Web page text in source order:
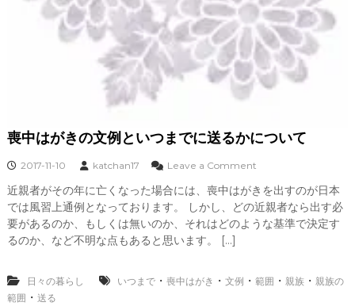
喪中はがきの文例といつまでに送るかについて
2017-11-10 katchan17 Leave a Commento
喪
中
は
文
近親者がその年に亡くなった場合には、喪中はがきを出すのが日本
では風習上通例となっております。 しかし、どの近親者なら出す必
要があるのか、もしくは無いのか、それはどのような基準で決定す
るのか、など不明な点もあると思います。 […]
日々の暮らし いつまで・ 喪中はがき ・ 文例 ・ 範囲 ・ 親族・ 親族の
範囲 ・ 送る